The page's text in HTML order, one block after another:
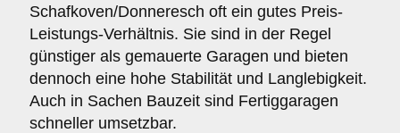
Schafkoven/Donneresch oft ein gutes Preis-
Leistungs-Verhältnis. Sie sind in der Regel
günstiger als gemauerte Garagen und bieten
dennoch eine hohe Stabilität und Langlebigkeit.
Auch in Sachen Bauzeit sind Fertiggaragen
schneller umsetzbar.